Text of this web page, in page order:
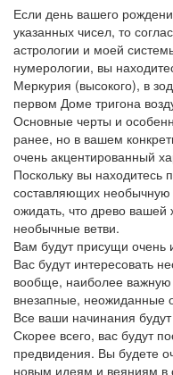
Если день вашего
указанных чисел, то
астрологии и моей
нумерологии, вы
Меркурия (высокого), в
первом Доме тригона
Основные черты и
ранее, но в вашем
очень акцентированный
Поскольку вы
составляющих
ожидать, что древо вашей
необычные ветви.
Вам будут присущи очень
Вас будут интересовать
вообще, наиболее важную
внезапные, неожиданные
Все ваши начинания
Скорее всего, вас будут
предвидения. Вы будете
новым идеям и веяниям в